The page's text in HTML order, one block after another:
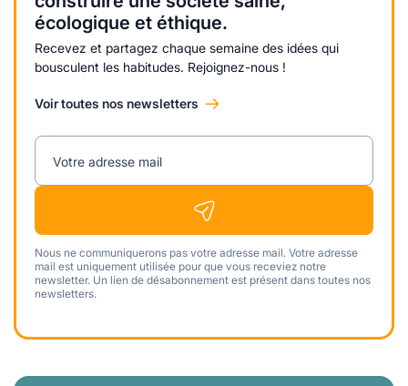
écologique et éthique.
Recevez et partagez chaque semaine des idées qui
bousculent les habitudes. Rejoignez-nous !
Voir toutes nos newsletters
Votre adresse mail
Nous ne communiquerons pas votre adresse mail. Votre adresse
mail est uniquement utilisée pour que vous receviez notre
newsletter. Un lien de désabonnement est présent dans toutes nos
newsletters.